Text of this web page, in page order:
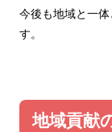
今後も地域と一
す。
地域貢献